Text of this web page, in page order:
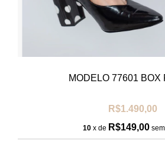
MODELO 77601 BOX
R$1.490,00
10 x de R$149,00